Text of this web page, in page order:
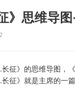
》思维导
征》的思维导图，
征》就是主席的一